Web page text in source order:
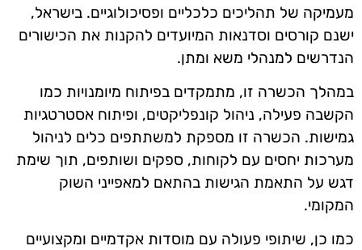
מעמיקה של תהליכים כלכליים ופסיכולוגיים. בישראל,
ישנם קורסים וסדנאות המיועדים להקנות את הכישורים
הנדרשים למנהלי משא ומתן.
במהלך הכשרה זו, מתמקדים בפיתוח מיומנויות כמו
הקשבה פעילה, ניהול קונפליקטים, ופיתוח אסטרטגיות
גמישות. הכשרה זו מספקת למשתתפים כלים לניהול
מערכות יחסים עם לקוחות, ספקים ושותפים, תוך שימת
דגש על התאמת הגישות בהתאם למאפייני השוק
המקומי.
כמו כן, שיתופי פעולה עם מוסדות אקדמיים ומקצועיים